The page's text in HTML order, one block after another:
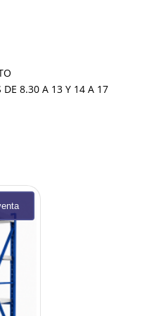
DE 8.30 A 13 Y 14 A 17